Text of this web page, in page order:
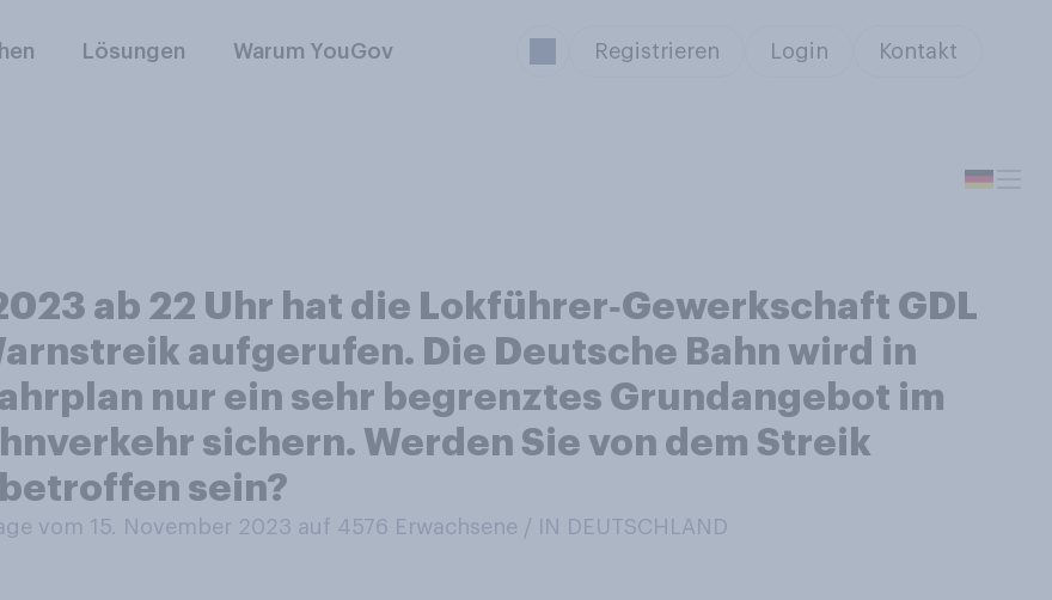
Lösungen Warum YouGov Registrieren Login Kontakt
ab 22 Uhr hat die Lokführer‑Gewerkschaft GDL
aufgerufen. Die Deutsche Bahn wird in
nur ein sehr begrenztes Grundangebot im
sichern. Werden Sie von dem Streik
sein?
vom 15. November 2023 auf 4576 Erwachsene / IN DEUTSCHLAND